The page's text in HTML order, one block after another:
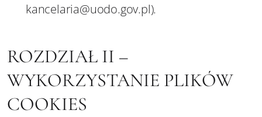
kancelaria@uodo.gov.pl).
ROZDZIAŁ II –
WYKORZYSTANIE PLIKÓW
COOKIES